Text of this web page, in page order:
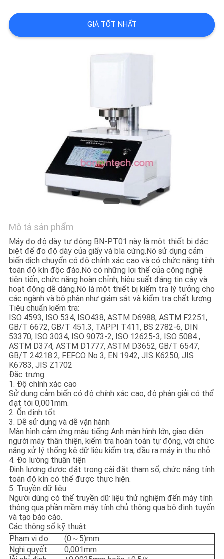
KIỂM
SOÁT
GIÁ
SƠ
ĐỒ
TRANG
WEB
PRIVACY
POLICY
GIÁ TỐT NHẤT
Mô tả sản phẩm
Máy đo độ dày tự động BN-PT01 này là một thiết bị đặc
biệt để đo độ dày của giấy và bìa cứng.Nó sử dụng cảm
biến dịch chuyển có độ chính xác cao và có chức năng tính
toán độ kín độc đáo.Nó có những lợi thế của công nghệ
tiên tiến, chức năng hoàn chỉnh, hiệu suất đáng tin cậy và
hoạt động dễ dàng.Nó là một thiết bị kiểm tra lý tưởng cho
các ngành và bộ phận như giám sát và kiểm tra chất lượng.
Tiêu chuẩn kiểm tra:
ISO 4593, ISO 534, ISO438, ASTM D6988, ASTM F2251,
GB/T 6672, GB/T 451.3, TAPPI T411, BS 2782-6, DIN
53370, ISO 3034, ISO 9073-2, ISO 12625-3, ISO 5084 ,
ASTM D374, ASTM D1777, ASTM D3652, GB/T 6547,
GB/T 24218.2, FEFCO No 3, EN 1942, JIS K6250, JIS
K6783, JIS Z1702
Đặc trưng:
1. Độ chính xác cao
Sử dụng cảm biến có độ chính xác cao, độ phân giải có thể
đạt tới 0,001mm.
2. Ổn định tốt
3. Dễ sử dụng và dễ vận hành
Màn hình cảm ứng màu tiếng Anh màn hình lớn, giao diện
người máy thân thiện, kiểm tra hoàn toàn tự động, với chức
năng xử lý thống kê dữ liệu kiểm tra, đầu ra máy in thu nhỏ.
4. Đo lường thuận tiện
Định lượng được đặt trong cài đặt tham số, chức năng tính
toán độ kín có thể được thực hiện.
5. Truyền dữ liệu
Người dùng có thể truyền dữ liệu thử nghiệm đến máy tính
thông qua phần mềm máy tính chủ thông qua bộ định tuyến
và tạo báo cáo.
Các thông số kỹ thuật:
Phạm vi đo
(0～5)mm
Nghị quyết
0,001mm